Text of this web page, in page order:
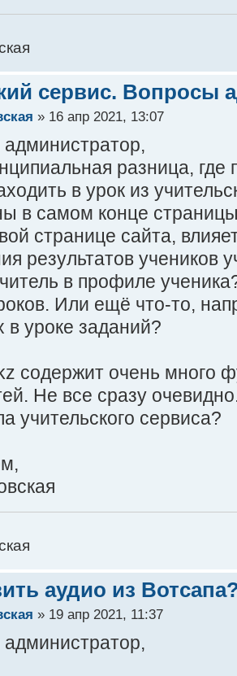
сервис. Вопросы
» 16 апр 2021, 13:07
разница, где
в урок из
в самом конце
странице сайта,
результатов учеников
в профиле
Или ещё что-то,
в уроке заданий?
содержит очень много
Не все сразу
учительского сервиса?
аудио из
» 19 апр 2021, 11:37